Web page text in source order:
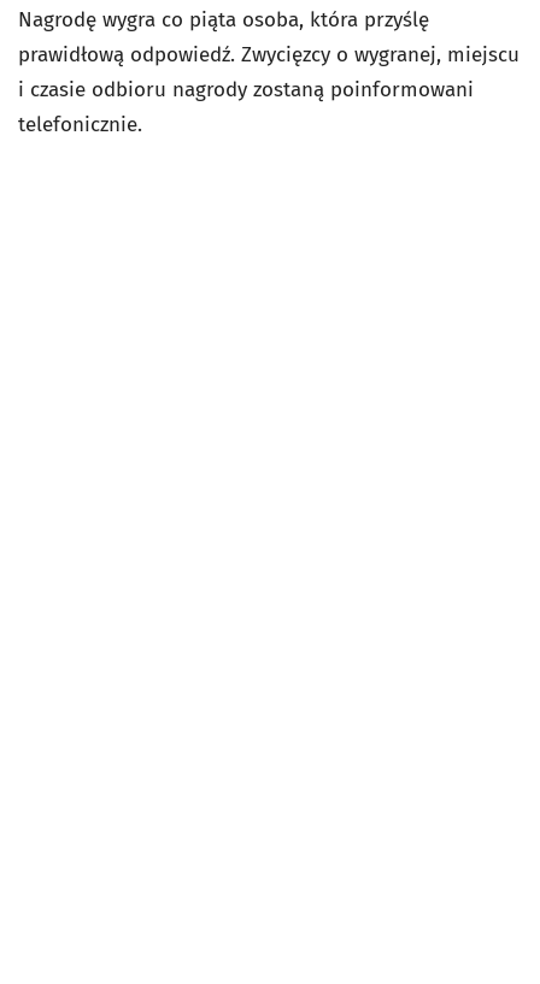
Nagrodę wygra co piąta osoba, która przyślę
prawidłową odpowiedź. Zwycięzcy o wygranej, miejscu
i czasie odbioru nagrody zostaną poinformowani
telefonicznie.